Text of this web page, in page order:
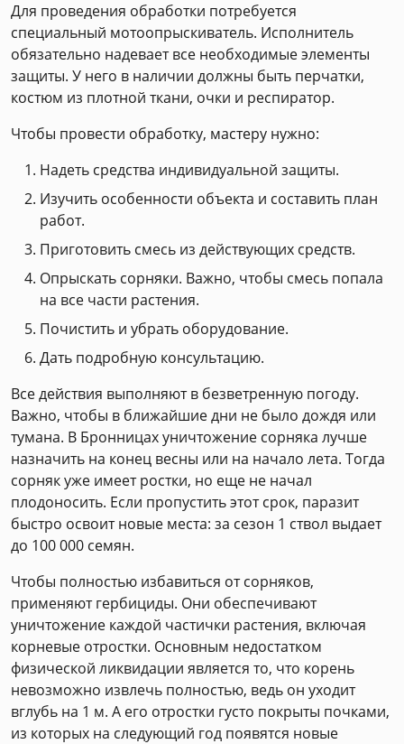
Для проведения обработки потребуется
специальный мотоопрыскиватель. Исполнитель
обязательно надевает все необходимые элементы
защиты. У него в наличии должны быть перчатки,
костюм из плотной ткани, очки и респиратор.
Чтобы провести обработку, мастеру нужно:
Надеть средства индивидуальной защиты.
Изучить особенности объекта и составить план
работ.
Приготовить смесь из действующих средств.
Опрыскать сорняки. Важно, чтобы смесь попала
на все части растения.
Почистить и убрать оборудование.
Дать подробную консультацию.
Все действия выполняют в безветренную погоду.
Важно, чтобы в ближайшие дни не было дождя или
тумана. В Бронницах уничтожение сорняка лучше
назначить на конец весны или на начало лета. Тогда
сорняк уже имеет ростки, но еще не начал
плодоносить. Если пропустить этот срок, паразит
быстро освоит новые места: за сезон 1 ствол выдает
до 100 000 семян.
Чтобы полностью избавиться от сорняков,
применяют гербициды. Они обеспечивают
уничтожение каждой частички растения, включая
корневые отростки. Основным недостатком
физической ликвидации является то, что корень
невозможно извлечь полностью, ведь он уходит
вглубь на 1 м. А его отростки густо покрыты почками,
из которых на следующий год появятся новые